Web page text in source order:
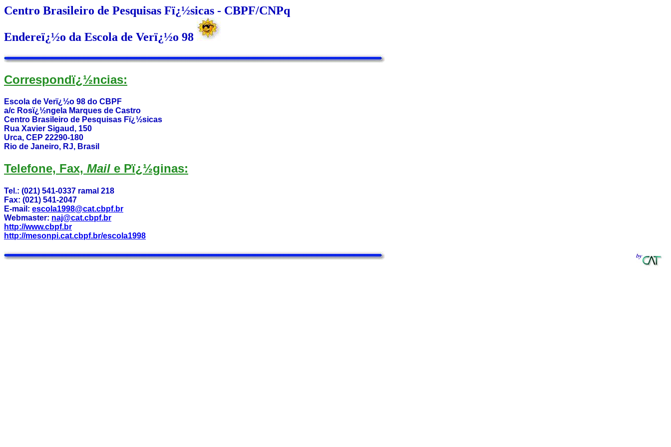
Centro Brasileiro de Pesquisas Fï¿½sicas - CBPF/CNPq
Endereï¿½o da Escola de Verï¿½o 98
Correspondï¿½ncias:
Escola de Verï¿½o 98 do CBPF
a/c Rosï¿½ngela Marques de Castro
Centro Brasileiro de Pesquisas Fï¿½sicas
Rua Xavier Sigaud, 150
Urca, CEP 22290-180
Rio de Janeiro, RJ, Brasil
Telefone, Fax, Mail e Pï¿½ginas:
Tel.: (021) 541-0337 ramal 218
Fax: (021) 541-2047
E-mail: escola1998@cat.cbpf.br
Webmaster: naj@cat.cbpf.br
http://www.cbpf.br
http://mesonpi.cat.cbpf.br/escola1998